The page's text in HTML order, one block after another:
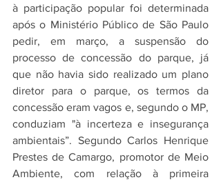
à participação popular foi determinada
após o Ministério Público de São Paulo
pedir, em março, a suspensão do
processo de concessão do parque, já
que não havia sido realizado um plano
diretor para o parque, os termos da
concessão eram vagos e, segundo o MP,
conduziam "à incerteza e insegurança
ambientais”. Segundo Carlos Henrique
Prestes de Camargo, promotor de Meio
Ambiente, com relação à primeira